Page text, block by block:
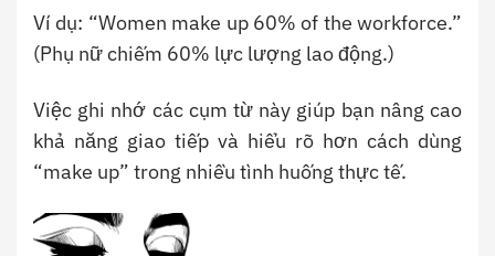
Ví dụ: “Women make up 60% of the workforce.”
(Phụ nữ chiếm 60% lực lượng lao động.)
Việc ghi nhớ các cụm từ này giúp bạn nâng cao
khả năng giao tiếp và hiểu rõ hơn cách dùng
“make up” trong nhiều tình huống thực tế.